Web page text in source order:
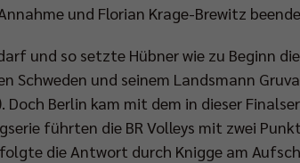
und Florian Krage-Brewitz
und so setzte Hübner wie zu Beginn
und seinem Landsmann
Doch Berlin kam mit dem in dieser
führten die BR Volleys mit zwei
die Antwort durch Knigge am